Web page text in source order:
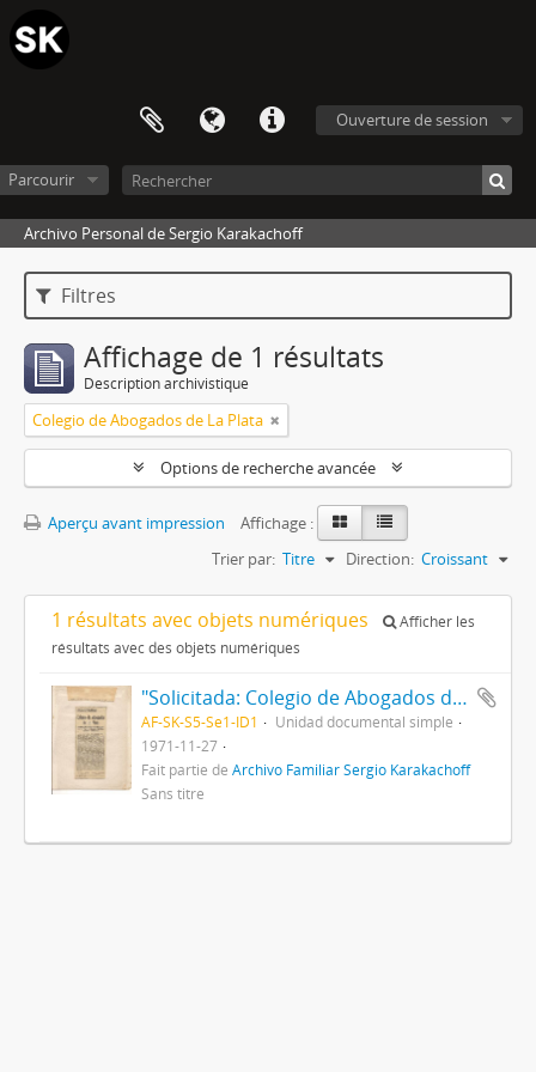
Ouverture de session
Parcourir
Archivo Personal de Sergio Karakachoff
Filtres
Affichage de 1 résultats
Description archivistique
Colegio de Abogados de La Plata
Options de recherche avancée
Aperçu avant impression
Affichage :
Trier par: Titre Direction: Croissant
1 résultats avec objets numériques
Afficher les
résultats avec des objets numériques
"Solicitada: Colegio de Abogados de La Plata", El Día, La Plata, 1971
AF-SK-S5-Se1-ID1
Unidad documental simple
1971-11-27
Fait partie de Archivo Familiar Sergio Karakachoff
Sans titre